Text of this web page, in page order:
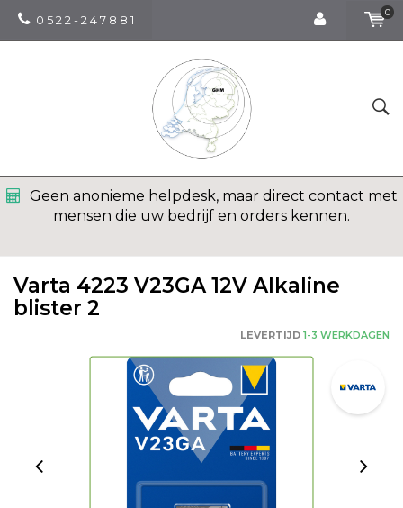
0 5 2 2 - 2 4 7 8 8 1
0
Geen anonieme helpdesk, maar direct contact met
mensen die uw bedrijf en orders kennen.
Varta 4223 V23GA 12V Alkaline
blister 2
LEVERTIJD 1-3 WERKDAGEN